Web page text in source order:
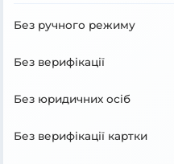
Без ручного режиму
Без верифікації
Без юридичних осіб
Без верифікації картки